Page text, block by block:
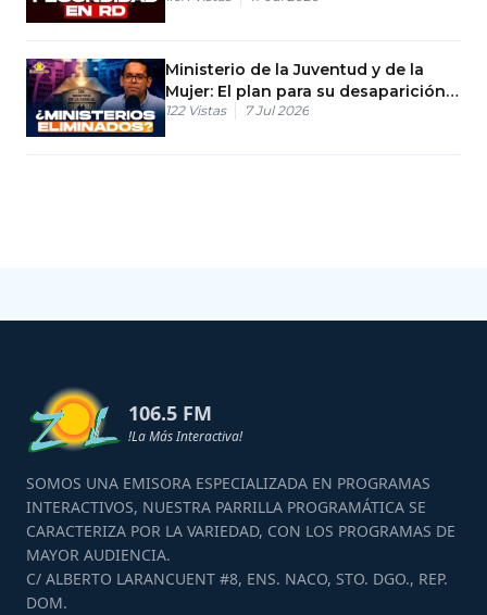
Ministerio de la Juventud y de la
Mujer: El plan para su desaparición
oficial
122 Vistas 7 Jul 2026
106.5 FM
!La Más Interactiva!
SOMOS UNA EMISORA ESPECIALIZADA EN PROGRAMAS
INTERACTIVOS, NUESTRA PARRILLA PROGRAMÁTICA SE
CARACTERIZA POR LA VARIEDAD, CON LOS PROGRAMAS DE
MAYOR AUDIENCIA.
C/ ALBERTO LARANCUENT #8, ENS. NACO, STO. DGO., REP.
DOM.